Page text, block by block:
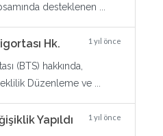
desteklenen ...
Hk. 1 yıl önce
(BTS) hakkında,
Düzenleme ve ...
Yapıldı 1 yıl önce